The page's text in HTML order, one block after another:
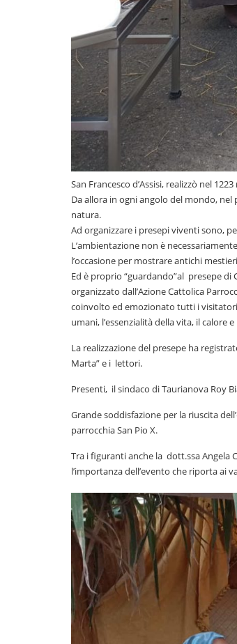
San Francesco d’Assisi, realizzò nel
Da allora in ogni angolo del mondo,
natura.
Ad organizzare i presepi viventi sono,
L’ambientazione non è
l’occasione per mostrare antichi
Ed è proprio “guardando”al presepe
organizzato dall’Azione Cattolica
coinvolto ed emozionato tutti i
umani, l’essenzialità della vita, il
La realizzazione del presepe ha
Marta” e i lettori.
Presenti, il sindaco di Taurianova Roy
Grande soddisfazione per la riuscita
parrocchia San Pio X.
Tra i figuranti anche la dott.ssa Angela
l’importanza dell’evento che riporta ai